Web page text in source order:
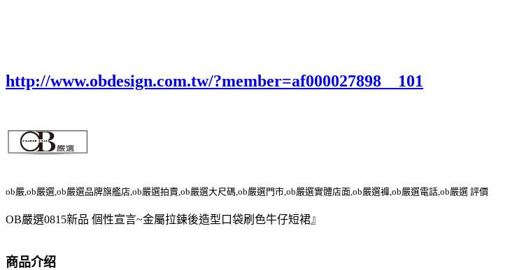
http://www.obdesign.com.tw/?member=af000027898__101
ob嚴,ob嚴選,ob嚴選品牌旗艦店,ob嚴選拍賣,ob嚴選大尺碼,ob嚴選門市,ob嚴選實體店面,ob嚴選褲,ob嚴選電話,ob嚴選 評價
OB嚴選0815新品 個性宣言~金屬拉鍊後造型口袋刷色牛仔短裙』
商品介绍